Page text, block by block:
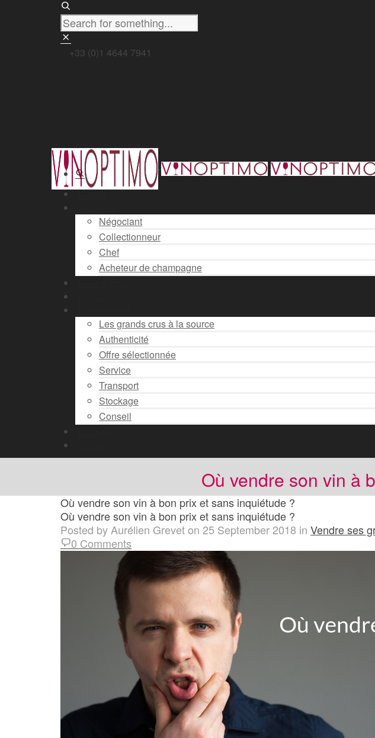
+33 (0)1 4644 7941
Accueil
Négociant
Collectionneur
Chef
Acheteur de champagne
Les grands crus à la source
Authenticité
Offre sélectionnée
Service
Transport
Stockage
Conseil
Où vendre son vin à
Où vendre son vin à bon prix et sans inquiétude ?
Où vendre son vin à bon prix et sans inquiétude ?
Posted by Aurélien Greveton 25 September 2018 in Vendre ses
0 Comments